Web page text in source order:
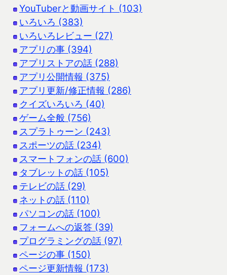
YouTuberと動画サイト (103)
いろいろ (383)
いろいろレビュー (27)
アプリの事 (394)
アプリストアの話 (288)
アプリ公開情報 (375)
アプリ更新/修正情報 (286)
クイズいろいろ (40)
ゲーム全般 (756)
スプラトゥーン (243)
スポーツの話 (234)
スマートフォンの話 (600)
タブレットの話 (105)
テレビの話 (29)
ネットの話 (110)
パソコンの話 (100)
フォームへの返答 (39)
プログラミングの話 (97)
ページの事 (150)
ページ更新情報 (173)